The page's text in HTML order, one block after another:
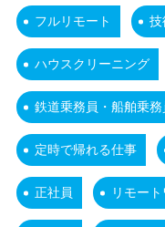
フルリモート 技
ハウスクリーニング
鉄道乗務員・船舶乗務
定時で帰れる仕事
正社員 リモー